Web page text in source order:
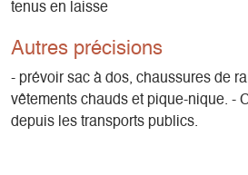
tenus en laisse
Autres précisions
- prévoir sac à dos, chaussures de
vêtements chauds et pique-nique. -
depuis les transports publics.